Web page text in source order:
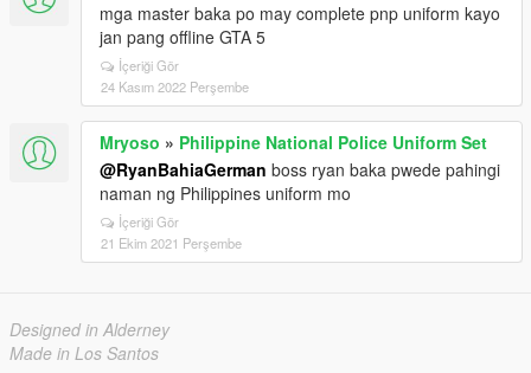
mga master baka po may complete pnp uniform kayo
jan pang offline GTA 5
İçeriği Gör
24 Kasım 2022 Perşembe
Mryoso » Philippine National Police Uniform Set
@RyanBahiaGerman boss ryan baka pwede pahingi
naman ng Philippines uniform mo
İçeriği Gör
21 Ekim 2021 Perşembe
Designed in Alderney
Made in Los Santos